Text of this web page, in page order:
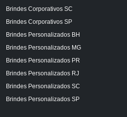
Brindes Corporativos SC
Brindes Corporativos SP
Brindes Personalizados BH
Brindes Personalizados MG
Brindes Personalizados PR
Brindes Personalizados RJ
Brindes Personalizados SC
Brindes Personalizados SP